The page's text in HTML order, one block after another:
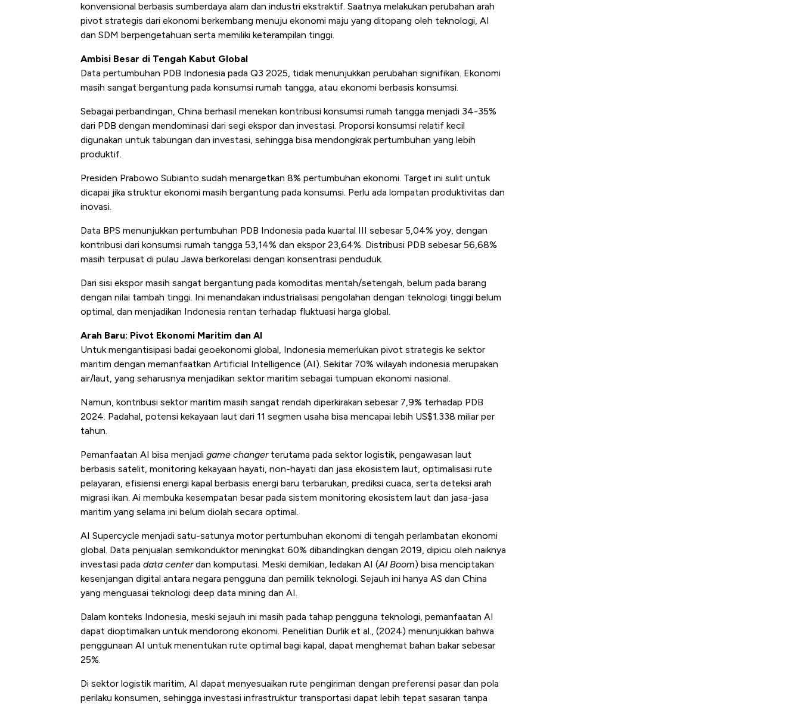
konvensional berbasis sumberdaya alam dan industri ekstraktif. Saatnya melakukan perubahan arah
pivot strategis dari ekonomi berkembang menuju ekonomi maju yang ditopang oleh teknologi, AI
dan SDM berpengetahuan serta memiliki keterampilan tinggi.
Ambisi Besar di Tengah Kabut Global
Data pertumbuhan PDB Indonesia pada Q3 2025, tidak menunjukkan perubahan signifikan. Ekonomi
masih sangat bergantung pada konsumsi rumah tangga, atau ekonomi berbasis konsumsi.
Sebagai perbandingan, China berhasil menekan kontribusi konsumsi rumah tangga menjadi 34-35%
dari PDB dengan mendominasi dari segi ekspor dan investasi. Proporsi konsumsi relatif kecil
digunakan untuk tabungan dan investasi, sehingga bisa mendongkrak pertumbuhan yang lebih
produktif.
Presiden Prabowo Subianto sudah menargetkan 8% pertumbuhan ekonomi. Target ini sulit untuk
dicapai jika struktur ekonomi masih bergantung pada konsumsi. Perlu ada lompatan produktivitas dan
inovasi.
Data BPS menunjukkan pertumbuhan PDB Indonesia pada kuartal III sebesar 5,04% yoy, dengan
kontribusi dari konsumsi rumah tangga 53,14% dan ekspor 23,64%. Distribusi PDB sebesar 56,68%
masih terpusat di pulau Jawa berkorelasi dengan konsentrasi penduduk.
Dari sisi ekspor masih sangat bergantung pada komoditas mentah/setengah, belum pada barang
dengan nilai tambah tinggi. Ini menandakan industrialisasi pengolahan dengan teknologi tinggi belum
optimal, dan menjadikan Indonesia rentan terhadap fluktuasi harga global.
Arah Baru: Pivot Ekonomi Maritim dan AI
Untuk mengantisipasi badai geoekonomi global, Indonesia memerlukan pivot strategis ke sektor
maritim dengan memanfaatkan Artificial Intelligence (AI). Sekitar 70% wilayah indonesia merupakan
air/laut, yang seharusnya menjadikan sektor maritim sebagai tumpuan ekonomi nasional.
Namun, kontribusi sektor maritim masih sangat rendah diperkirakan sebesar 7,9% terhadap PDB
2024. Padahal, potensi kekayaan laut dari 11 segmen usaha bisa mencapai lebih US$1.338 miliar per
tahun.
Pemanfaatan AI bisa menjadi game changerterutama pada sektor logistik, pengawasan laut
berbasis satelit, monitoring kekayaan hayati, non-hayati dan jasa ekosistem laut, optimalisasi rute
pelayaran, efisiensi energi kapal berbasis energi baru terbarukan, prediksi cuaca, serta deteksi arah
migrasi ikan. Ai membuka kesempatan besar pada sistem monitoring ekosistem laut dan jasa-jasa
maritim yang selama ini belum diolah secara optimal.
AI Supercycle menjadi satu-satunya motor pertumbuhan ekonomi di tengah perlambatan ekonomi
global. Data penjualan semikonduktor meningkat 60% dibandingkan dengan 2019, dipicu oleh naiknya
investasi pada data centerdan komputasi. Meski demikian, ledakan AI (AI Boom) bisa menciptakan
kesenjangan digital antara negara pengguna dan pemilik teknologi. Sejauh ini hanya AS dan China
yang menguasai teknologi deep data mining dan AI.
Dalam konteks Indonesia, meski sejauh ini masih pada tahap pengguna teknologi, pemanfaatan AI
dapat dioptimalkan untuk mendorong ekonomi. Penelitian Durlik et al., (2024) menunjukkan bahwa
penggunaan AI untuk menentukan rute optimal bagi kapal, dapat menghemat bahan bakar sebesar
25%.
Di sektor logistik maritim, AI dapat menyesuaikan rute pengiriman dengan preferensi pasar dan pola
perilaku konsumen, sehingga investasi infrastruktur transportasi dapat lebih tepat sasaran tanpa